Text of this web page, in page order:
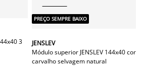
3
PREÇO SEMPRE BAIXO
JENSLEV
Módulo superior JENSLEV 144x40 cor
carvalho selvagem natural